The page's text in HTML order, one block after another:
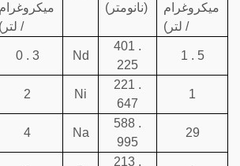
ميكروغرام
/ لتر)
(نانومتر)
ميكروغرام
/ لتر)
0 . 3 Nd
401 .
225
1 . 5
2 Ni
221 .
647
1
4 Na
588 .
995
29
213 .